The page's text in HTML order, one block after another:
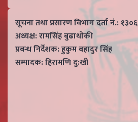
सूचना तथा प्रसारण विभाग दर्ता नं.:
अध्यक्ष: रामसिंह बुढाथाेकी
प्रबन्ध निर्देशक: हुकुम बहादुर सिंह
सम्पादक: हिरामणि दु:खी